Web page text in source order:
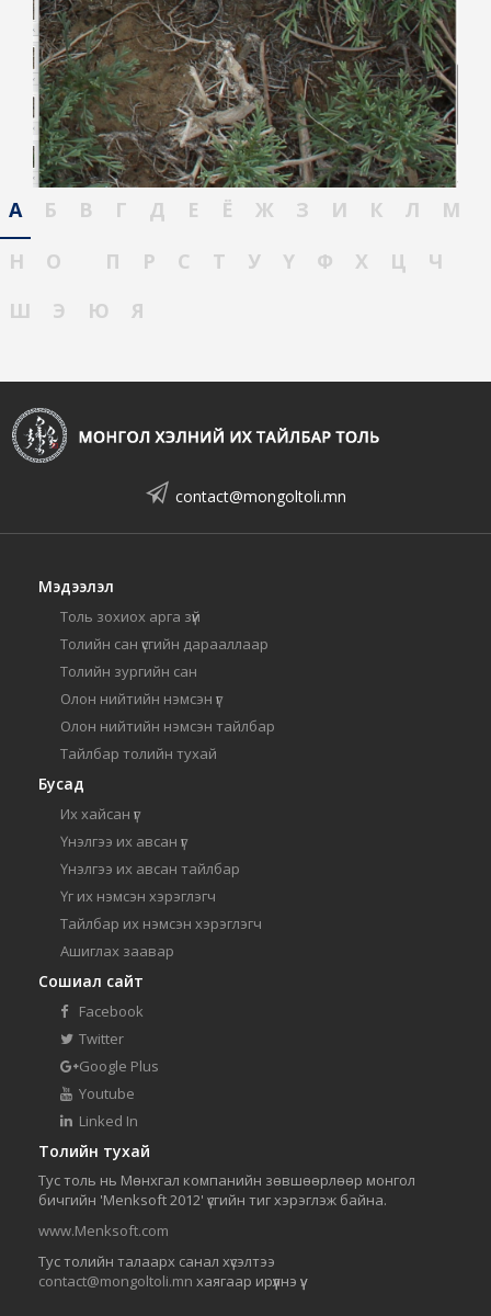
А Б В Г Д Е Ё Ж З И К Л
М
Н
О П Р С Т У Ү Ф Х Ц
Ч
Ш
Э Ю Я
contact@mongoltoli.mn
Мэдээлэл
Толь зохиох арга зүй
Толийн сан үсгийн дарааллаар
Толийн зургийн сан
Олон нийтийн нэмсэн үг
Олон нийтийн нэмсэн тайлбар
Тайлбар толийн тухай
Бусад
Их хайсан үг
Үнэлгээ их авсан үг
Үнэлгээ их авсан тайлбар
Үг их нэмсэн хэрэглэгч
Тайлбар их нэмсэн хэрэглэгч
Ашиглах заавар
Сошиал сайт
Facebook
Twitter
Google Plus
Youtube
Linked In
Толийн тухай
Тус толь нь Мөнхгал компанийн зөвшөөрлөөр монгол
бичгийн 'Menksoft 2012' үсгийн тиг хэрэглэж байна.
www.Menksoft.com
Тус толийн талаарх санал хүсэлтээ
contact@mongoltoli.mn хаягаар ирүүлнэ үү.